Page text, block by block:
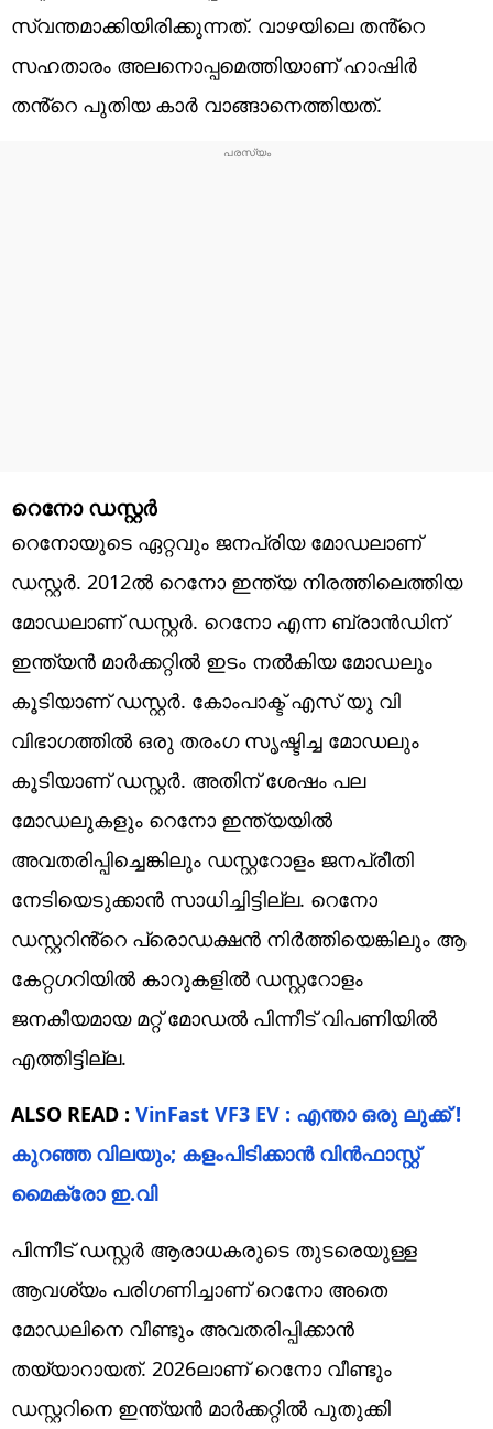
സ്വന്തമാക്കിയിരിക്കുന്നത്. വാഴയിലെ തൻ്റെ
സഹതാരം അലനൊപ്പമെത്തിയാണ് ഹാഷിർ
തൻ്റെ പുതിയ കാർ വാങ്ങാനെത്തിയത്.
റെനോ ഡസ്റ്റർ
റെനോയുടെ ഏറ്റവും ജനപ്രിയ മോഡലാണ്
ഡസ്റ്റർ. 2012ൽ റെനോ ഇന്ത്യ നിരത്തിലെത്തിയ
മോഡലാണ് ഡസ്റ്റർ. റെനോ എന്ന ബ്രാൻഡിന്
ഇന്ത്യൻ മാർക്കറ്റിൽ ഇടം നൽകിയ മോഡലും
കൂടിയാണ് ഡസ്റ്റർ. കോംപാക്ട് എസ് യു വി
വിഭാഗത്തിൽ ഒരു തരംഗ സൃഷ്ടിച്ച മോഡലും
കൂടിയാണ് ഡസ്റ്റർ. അതിന് ശേഷം പല
മോഡലുകളും റെനോ ഇന്ത്യയിൽ
അവതരിപ്പിച്ചെങ്കിലും ഡസ്റ്ററോളം ജനപ്രീതി
നേടിയെടുക്കാൻ സാധിച്ചിട്ടില്ല. റെനോ
ഡസ്റ്ററിൻ്റെ പ്രൊഡക്ഷൻ നിർത്തിയെങ്കിലും ആ
കേറ്റഗറിയിൽ കാറുകളിൽ ഡസ്റ്ററോളം
ജനകീയമായ മറ്റ് മോഡൽ പിന്നീട് വിപണിയിൽ
എത്തിട്ടില്ല.
ALSO READ : VinFast VF3 EV : എന്താ ഒരു ലുക്ക് !
കുറഞ്ഞ വിലയും; കളംപിടിക്കാന്‍ വിന്‍ഫാസ്റ്റ്
മൈക്രോ ഇ.വി
പിന്നീട് ഡസ്റ്റർ ആരാധകരുടെ തുടരെയുള്ള
ആവശ്യം പരിഗണിച്ചാണ് റെനോ അതെ
മോഡലിനെ വീണ്ടും അവതരിപ്പിക്കാൻ
തയ്യാറായത്. 2026ലാണ് റെനോ വീണ്ടും
ഡസ്റ്ററിനെ ഇന്ത്യൻ മാർക്കറ്റിൽ പുതുക്കി